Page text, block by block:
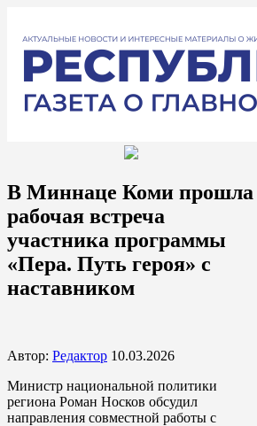
В Миннаце Коми прошла
рабочая встреча
участника программы
«Пера. Путь героя» с
наставником
Автор: Редактор 10.03.2026
Министр национальной политики
региона Роман Носков обсудил
направления совместной работы с